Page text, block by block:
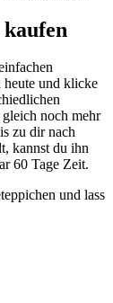
heute und klicke
noch mehr
zu dir nach
kannst du ihn
60 Tage Zeit.
und lass